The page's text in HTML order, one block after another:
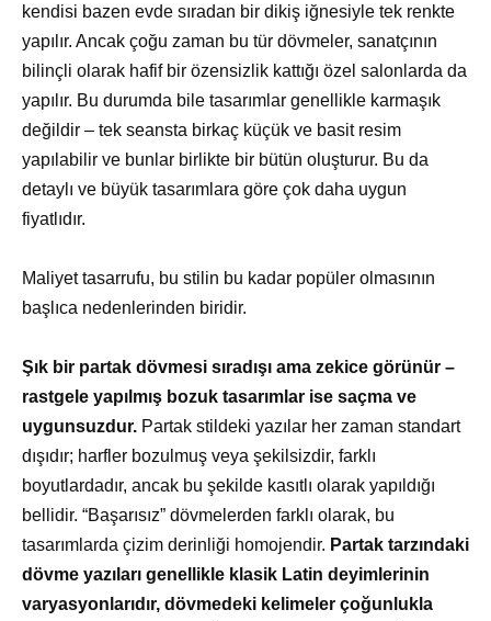
kendisi bazen evde sıradan bir dikiş iğnesiyle tek renkte
yapılır. Ancak çoğu zaman bu tür dövmeler, sanatçının
bilinçli olarak hafif bir özensizlik kattığı özel salonlarda da
yapılır. Bu durumda bile tasarımlar genellikle karmaşık
değildir – tek seansta birkaç küçük ve basit resim
yapılabilir ve bunlar birlikte bir bütün oluşturur. Bu da
detaylı ve büyük tasarımlara göre çok daha uygun
fiyatlıdır.
Maliyet tasarrufu, bu stilin bu kadar popüler olmasının
başlıca nedenlerinden biridir.
Şık bir partak dövmesi sıradışı ama zekice görünür –
rastgele yapılmış bozuk tasarımlar ise saçma ve
uygunsuzdur. Partak stildeki yazılar her zaman standart
dışıdır; harfler bozulmuş veya şekilsizdir, farklı
boyutlardadır, ancak bu şekilde kasıtlı olarak yapıldığı
bellidir. “Başarısız” dövmelerden farklı olarak, bu
tasarımlarda çizim derinliği homojendir. Partak tarzındaki
dövme yazıları genellikle klasik Latin deyimlerinin
varyasyonlarıdır, dövmedeki kelimeler çoğunlukla